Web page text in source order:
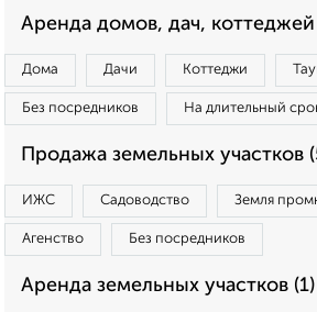
Аренда домов, дач, коттеджей
Дома Дачи Коттеджи
Без посредников На длительный
Продажа земельных участков
ИЖС Садоводство Земля
Агенство Без посредников
Аренда земельных участков (1)